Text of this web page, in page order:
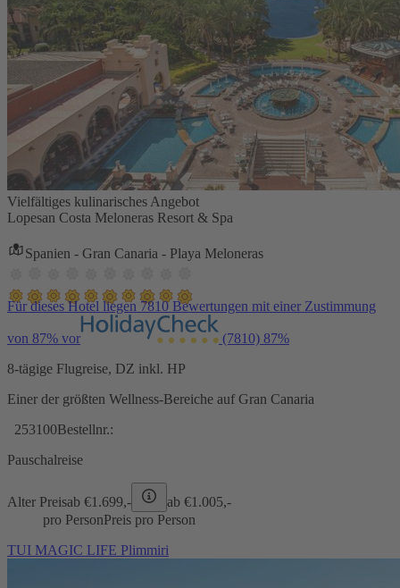
Vielfältiges kulinarisches Angebot
Lopesan Costa Meloneras Resort & Spa
Spanien - Gran Canaria - Playa Meloneras
Für dieses Hotel liegen 7810 Bewertungen mit einer Zustimmung
von 87% vor (7810) 87%
8-tägige Flugreise, DZ inkl. HP
Einer der größten Wellness-Bereiche auf Gran Canaria
253100Bestellnr.:
Pauschalreise
Alter Preisab €1.699,- ab €1.005,-
pro PersonPreis pro Person
TUI MAGIC LIFE Plimmiri